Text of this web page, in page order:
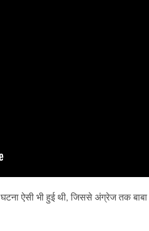
ऐसी भी हुई थी, जिससे अंग्रेज तक बाबा